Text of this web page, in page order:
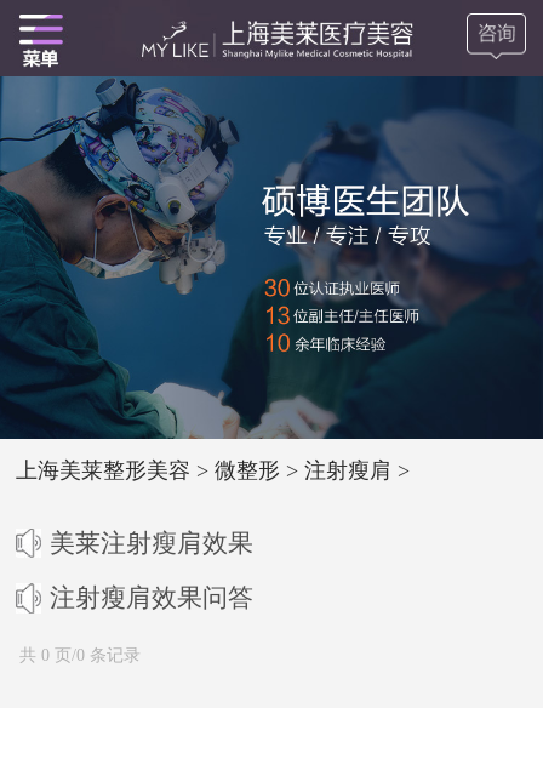
上海美莱整形美容 >微整形 >注射瘦肩 >
美莱注射瘦肩效果
注射瘦肩效果问答
共 0 页/0 条记录